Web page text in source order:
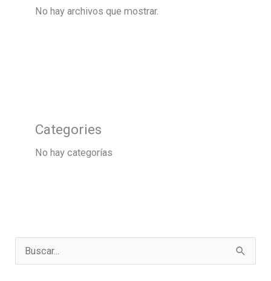
No hay archivos que mostrar.
Categories
No hay categorías
u